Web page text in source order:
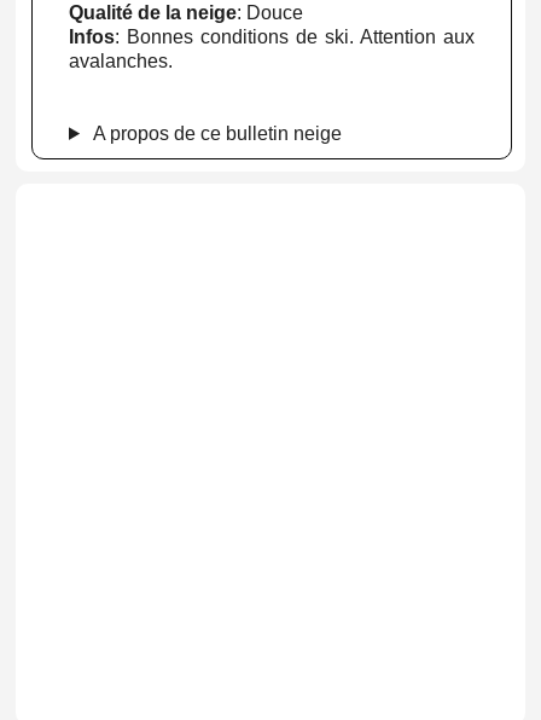
Qualité de la neige: Douce
Infos: Bonnes conditions de ski. Attention aux
avalanches.
A propos de ce bulletin neige